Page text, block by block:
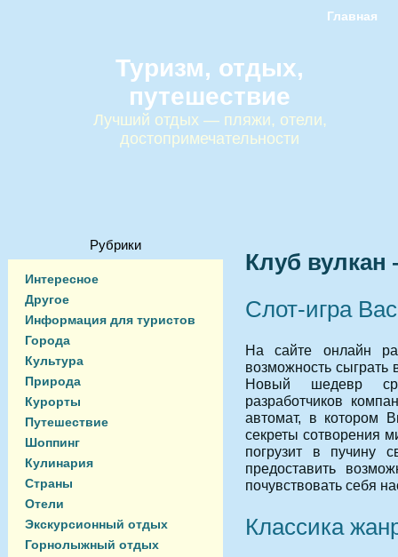
Главная
Туризм, отдых,
путешествие
Лучший отдых — пляжи, отели,
достопримечательности
Рубрики
Интересное
Другое
Информация для туристов
Города
Культура
Природа
Курорты
Путешествие
Шоппинг
Кулинария
Страны
Отели
Экскурсионный отдых
Горнолыжный отдых
Клуб вулкан
Слот-игра
На сайте онлайн
возможность сыграть
Новый шедевр
разработчиков
автомат, в котором
секреты сотворения
погрузит в пучину
предоставить
почувствовать себя
Классика